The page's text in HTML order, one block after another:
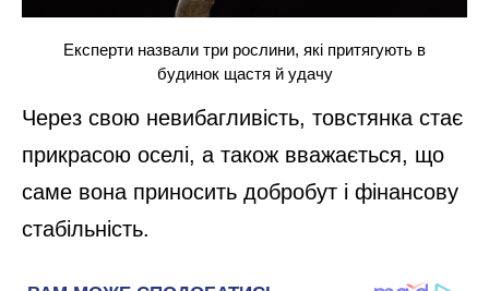
Експерти назвали три рослини, які притягують в
будинок щастя й удачу
Через свою невибагливість, товстянка стає
прикрасою оселі, а також вважається, що
саме вона приносить добробут і фінансову
стабільність.